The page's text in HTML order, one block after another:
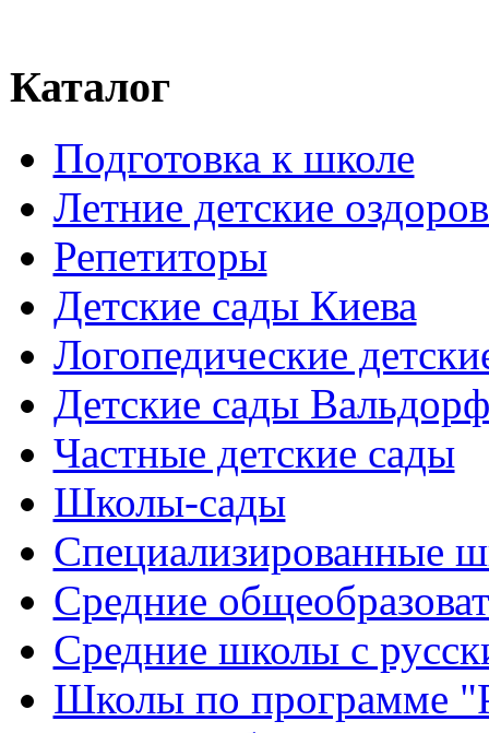
Каталог
Подготовка к школе
Летние детские
Репетиторы
Детские сады Киева
Логопедические
Детские сады
Частные детские сады
Школы-сады
Cпециализированные
Cредние
Средние школы с
Школы по программе